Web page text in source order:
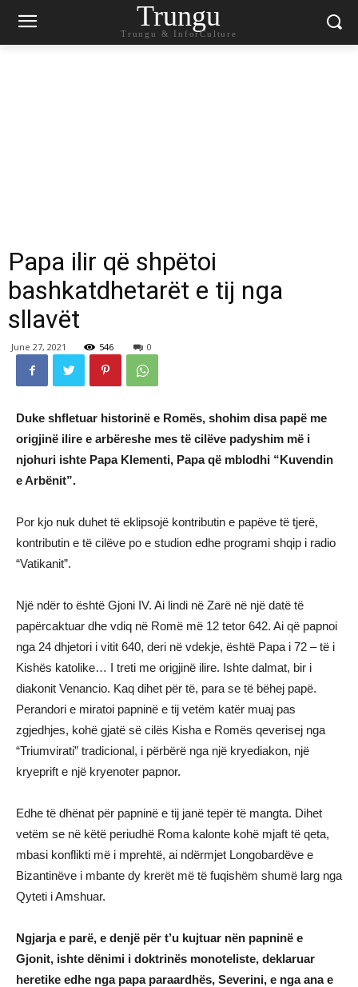
Trungu
Trungu & InforCulture
Papa ilir që shpëtoi
bashkatdhetarët e tij nga
sllavët
June 27, 2021 546 0
Duke shfletuar historinë e Romës, shohim disa papë me
origjinë ilire e arbëreshe mes të cilëve padyshim më i
njohuri ishte Papa Klementi, Papa që mblodhi “Kuvendin
e Arbënit”.
Por kjo nuk duhet të eklipsojë kontributin e papëve të tjerë,
kontributin e të cilëve po e studion edhe programi shqip i radio
“Vatikanit”.
Një ndër to është Gjoni IV. Ai lindi në Zarë në një datë të
papërcaktuar dhe vdiq në Romë më 12 tetor 642. Ai që papnoi
nga 24 dhjetori i vitit 640, deri në vdekje, është Papa i 72 – të i
Kishës katolike… I treti me origjinë ilire. Ishte dalmat, bir i
diakonit Venancio. Kaq dihet për të, para se të bëhej papë.
Perandori e miratoi papninë e tij vetëm katër muaj pas
zgjedhjes, kohë gjatë së cilës Kisha e Romës qeverisej nga
“Triumvirati” tradicional, i përbërë nga një kryediakon, një
kryeprift e një kryenoter papnor.
Edhe të dhënat për papninë e tij janë tepër të mangta. Dihet
vetëm se në këtë periudhë Roma kalonte kohë mjaft të qeta,
mbasi konflikti më i mprehtë, ai ndërmjet Longobardëve e
Bizantinëve i mbante dy krerët më të fuqishëm shumë larg nga
Qyteti i Amshuar.
Ngjarja e parë, e denjë për t’u kujtuar nën papninë e
Gjonit, ishte dënimi i doktrinës monoteliste, deklaruar
heretike edhe nga papa paraardhës, Severini, e nga ana e